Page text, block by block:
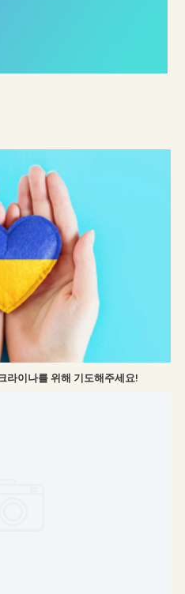
라이나를 위해 기도해주세요!